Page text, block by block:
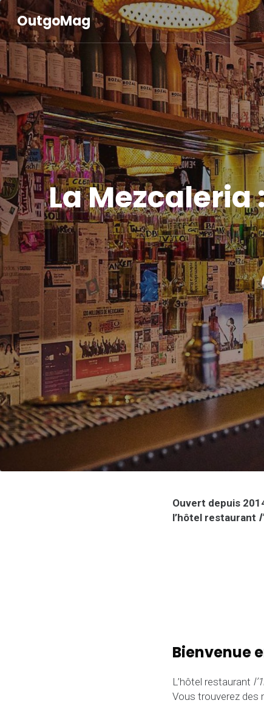
OutgoMag
La
Ouvert depuis
l’hôtel restaurant
Bienvenue
L’hôtel restaurant
Vous trouverez des